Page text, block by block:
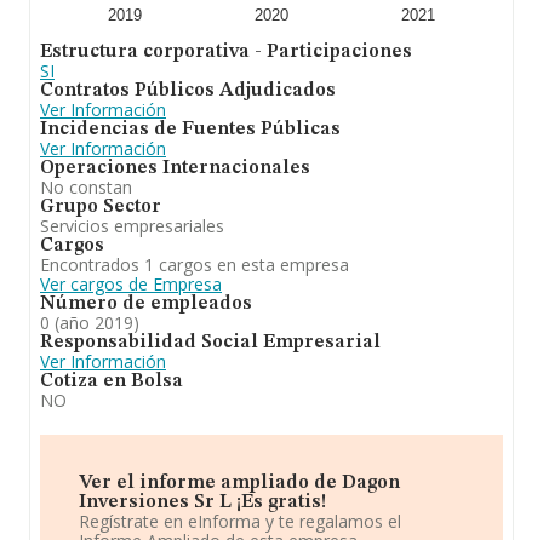
2019 2020 2021
Estructura corporativa - Participaciones
SI
Contratos Públicos Adjudicados
Ver Información
Incidencias de Fuentes Públicas
Ver Información
Operaciones Internacionales
No constan
Grupo Sector
Servicios empresariales
Cargos
Encontrados 1 cargos en esta empresa
Ver cargos de Empresa
Número de empleados
0 (año 2019)
Responsabilidad Social Empresarial
Ver Información
Cotiza en Bolsa
NO
Ver el informe ampliado de Dagon
Inversiones Sr L ¡Es gratis!
Regístrate en eInforma y te regalamos el